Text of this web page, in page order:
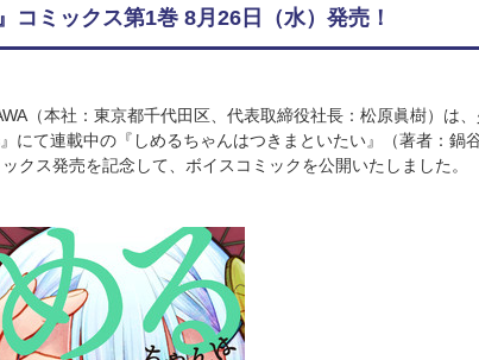
コミックス第1巻 8月26日（水）発売！
（本社：東京都千代田区、代表取締役社長：松原眞樹）は
』にて連載中の『しめるちゃんはつきまといたい』（著者：
クス発売を記念して、ボイスコミックを公開いたしました。